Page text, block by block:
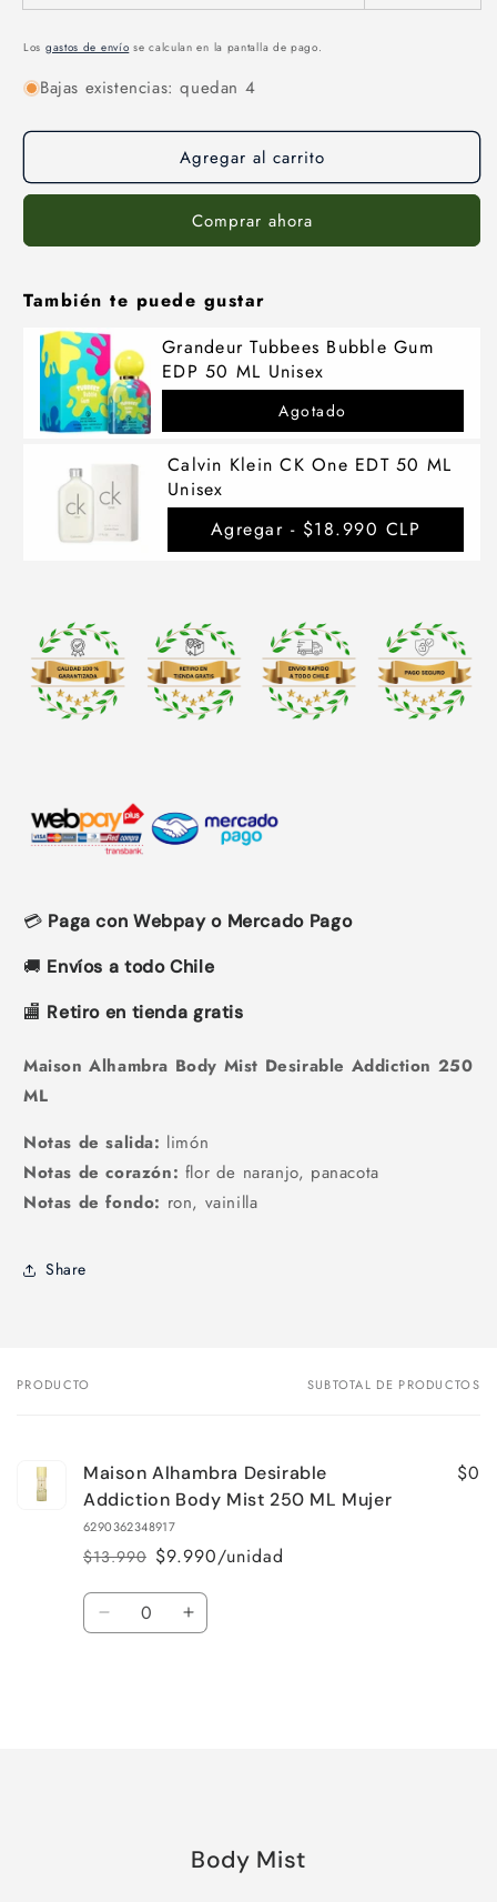
Los gastos de envío se calculan en la pantalla de pago.
Bajas existencias: quedan 4
Agregar al carrito
Comprar ahora
También te puede gustar
Grandeur Tubbees Bubble Gum
EDP 50 ML Unisex
Agotado
Calvin Klein CK One EDT 50 ML
Unisex
Agregar - $18.990 CLP
💳 Paga con Webpay o Mercado Pago
🚚 Envíos a todo Chile
🏬 Retiro en tienda gratis
Maison Alhambra Body Mist Desirable Addiction 250
ML
Notas de salida: limón
Notas de corazón: flor de naranjo, panacota
Notas de fondo: ron, vainilla
Share
Tu
PRODUCTO SUBTOTAL DE PRODUCTOS
Maison Alhambra Desirable
Addiction Body Mist 250 ML Mujer
6290362348917
Precio
habitual
$13.990
Precio
de
oferta
$9.990/unidad
$0
Cantidad
Reducir
Aumentar
Body Mist